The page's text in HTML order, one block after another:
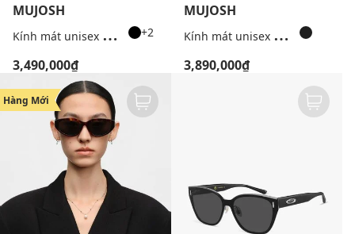
MUJOSH
K
ính mát unisex gọng vuông thời trang +2
3,490,000₫
MUJOSH
K
ính mát unisex gọng đa giác phá cách
3,890,000₫
Hàng Mới